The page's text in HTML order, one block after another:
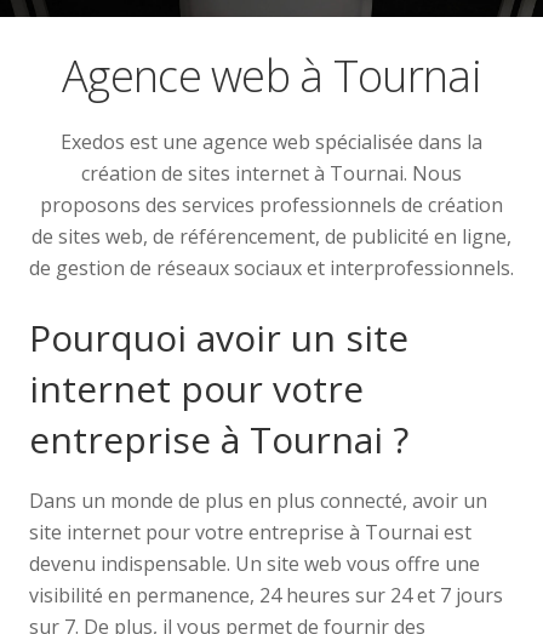
Agence web à Tournai
Exedos est une agence web spécialisée dans la
création de sites internet à Tournai. Nous
proposons des services professionnels de création
de sites web, de référencement, de publicité en ligne,
de gestion de réseaux sociaux et interprofessionnels.
Pourquoi avoir un site
internet pour votre
entreprise à Tournai ?
Dans un monde de plus en plus connecté, avoir un
site internet pour votre entreprise à Tournai est
devenu indispensable. Un site web vous offre une
visibilité en permanence, 24 heures sur 24 et 7 jours
sur 7. De plus, il vous permet de fournir des